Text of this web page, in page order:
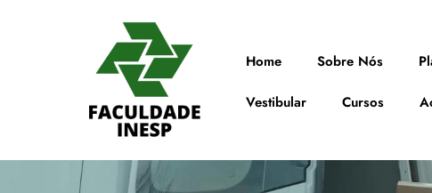
Home Sobre Nós
Vestibular Cursos